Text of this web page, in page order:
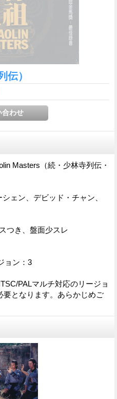
伝）
Masters（続・少林寺列伝・
ェン、デビッド・チャン、
つき、盤面少スレ
ョン：3
PALマルチ対応のリージョ
要となります。あらかじめご